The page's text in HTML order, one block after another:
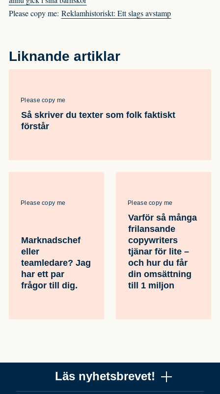
Please copy me: Reklamhistoriskt: Ett slags avstamp
Liknande artiklar
Please copy me
Så skriver du texter som folk faktiskt
förstår
Please copy me
Marknadschef
eller
teamledare? Jag
har ett par
frågor till dig.
Please copy me
Varför så många
frilansande
copywriters
tjänar för lite –
och hur du får
din omsättning
till 1 miljon
Läs nyhetsbrevet!